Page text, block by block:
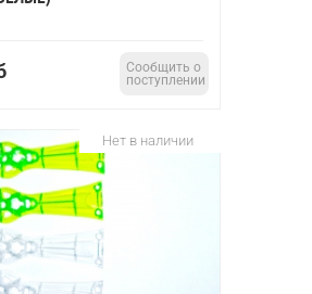
Сообщить о
поступлении
Нет в наличии